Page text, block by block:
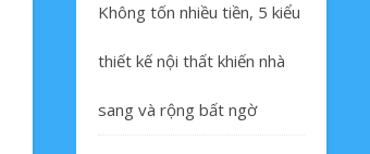
Không tốn nhiều tiền, 5 kiểu
thiết kế nội thất khiến nhà
sang và rộng bất ngờ